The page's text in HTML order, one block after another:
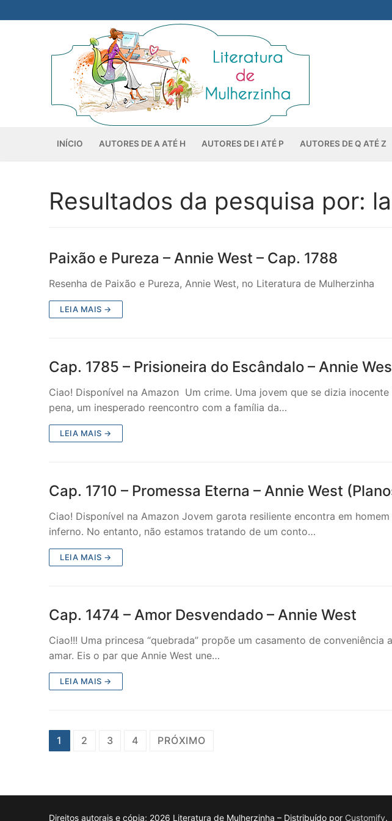
para
INÍCIO AUTORES DE A ATÉ H AUTORES DE I ATÉ P AUTORES DE Q ATÉ Z
Resultados da pesquisa por:
Paixão e Pureza – Annie West – Cap. 1788
Resenha de Paixão e Pureza, Annie West, no Literatura de Mulherzinha
LEIA MAIS →
Cap. 1785 – Prisioneira do Escândalo – Annie
Ciao! Disponível na Amazon Um crime. Uma jovem que se dizia
pena, um inesperado reencontro com a família da…
LEIA MAIS →
Cap. 1710 – Promessa Eterna – Annie West
Ciao! Disponível na Amazon Jovem garota resiliente encontra em
inferno. No entanto, não estamos tratando de um conto…
LEIA MAIS →
Cap. 1474 – Amor Desvendado – Annie West
Ciao!!! Uma princesa “quebrada” propõe um casamento de
amar. Eis o par que Annie West une…
LEIA MAIS →
Paginação
posts
1 2 3 4 PRÓXIMO
Direitos autorais e cópia; 2026 Literatura de Mulherzinha – Distribuído por Customify.